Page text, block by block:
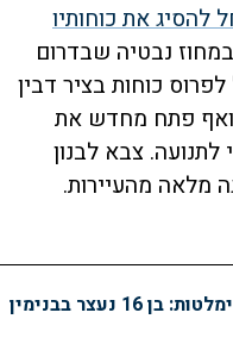
להסיג את כוחותיו
נבטיה שבדרום
כוחות בציר דבין
ואף פתח מחדש את
צבא לבנון
מלאה מהעיירות.
בבנימין